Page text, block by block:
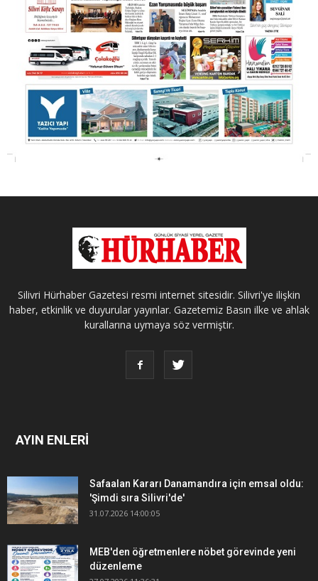
Silivri Hürhaber Gazetesi resmi internet sitesidir. Silivri'ye ilişkin
haber, etkinlik ve duyurular yayınlar. Gazetemiz Basın ilke ve ahlak
kurallarına uymaya söz vermiştir.
AYIN ENLERİ
Safaalan Kararı Danamandıra için emsal oldu:
'Şimdi sıra Silivri'de'
31.07.2026 14:00:05
MEB'den öğretmenlere nöbet görevinde yeni
düzenleme